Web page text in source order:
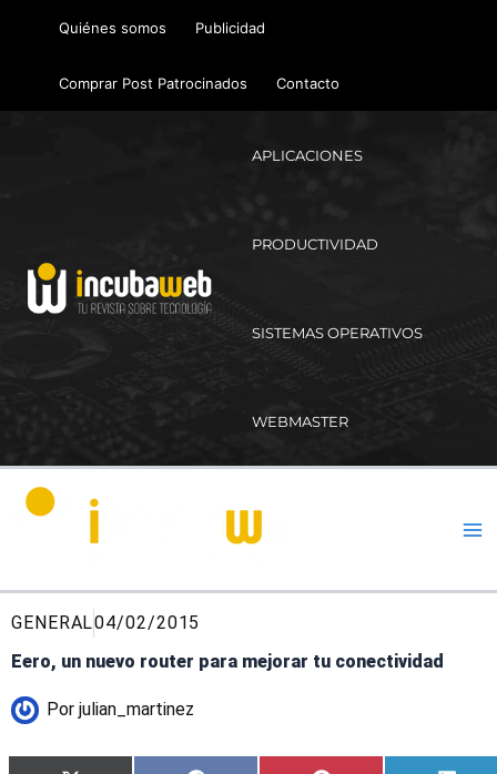
Quiénes somos Publicidad
Comprar Post Patrocinados Contacto
APLICACIONES
PRODUCTIVIDAD
SISTEMAS OPERATIVOS
WEBMASTER
GENERAL04/02/2015
Eero, un nuevo router para mejorar tu conectividad
Por julian_martinez